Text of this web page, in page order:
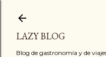
LAZY BLOG
Blog de gastronomía y de